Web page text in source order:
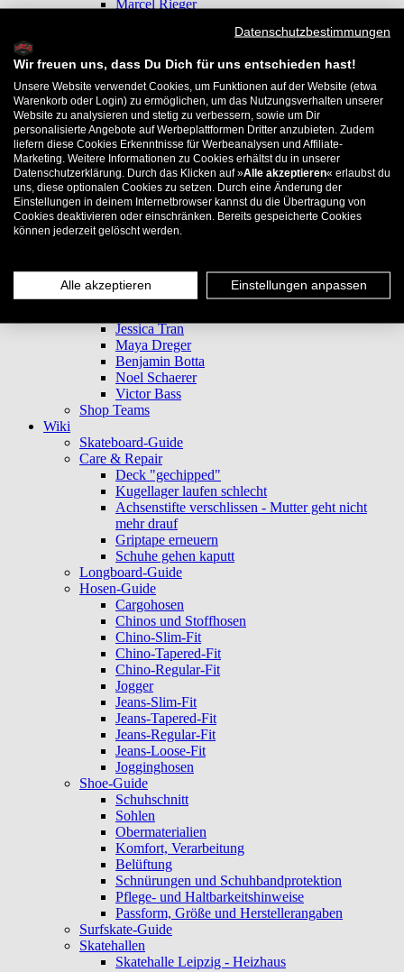
Marcel Rieger
Tim Otto
Jan Hellwig
Deniel Cramer
Antoni Zeyer
David Neier
Patricc Wolf
Konni Brock
Thomas Weber
Quirin Staudt
Marlene Mangold
Tim Blijstervelt
Jan Rehring
Sanne van Linder
Jessica Tran
Maya Dreger
Benjamin Botta
Noel Schaerer
Victor Bass
Shop Teams
Wiki
Skateboard-Guide
Care & Repair
Deck "gechipped"
Kugellager laufen schlecht
Achsenstifte verschlissen - Mutter geht nicht
mehr drauf
Griptape erneuern
Schuhe gehen kaputt
Longboard-Guide
Hosen-Guide
Cargohosen
Chinos und Stoffhosen
Chino-Slim-Fit
Chino-Tapered-Fit
Chino-Regular-Fit
Jogger
Jeans-Slim-Fit
Jeans-Tapered-Fit
Jeans-Regular-Fit
Jeans-Loose-Fit
Jogginghosen
Shoe-Guide
Schuhschnitt
Sohlen
Obermaterialien
Komfort, Verarbeitung
Belüftung
Schnürungen und Schuhbandprotektion
Pflege- und Haltbarkeitshinweise
Passform, Größe und Herstellerangaben
Surfskate-Guide
Skatehallen
Skatehalle Leipzig - Heizhaus
Datenschutzbestimmungen
Wir freuen uns, dass Du Dich für uns entschieden hast!
Unsere Website verwendet Cookies, um Funktionen auf der Website (etwa
Warenkorb oder Login) zu ermöglichen, um das Nutzungsverhalten unserer
Website zu analysieren und stetig zu verbessern, sowie um Dir
personalisierte Angebote auf Werbeplattformen Dritter anzubieten. Zudem
liefern diese Cookies Erkenntnisse für Werbeanalysen und Affiliate-
Marketing. Weitere Informationen zu Cookies erhältst du in unserer
Datenschutzerklärung. Durch das Klicken auf »Alle akzeptieren« erlaubst du
uns, diese optionalen Cookies zu setzen. Durch eine Änderung der
Einstellungen in deinem Internetbrowser kannst du die Übertragung von
Cookies deaktivieren oder einschränken. Bereits gespeicherte Cookies
können jederzeit gelöscht werden.
Alle akzeptieren Einstellungen anpassen